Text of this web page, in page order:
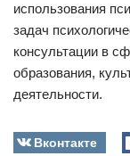
использования
задач
консультации в
образования,
деятельности.
Вконтакте